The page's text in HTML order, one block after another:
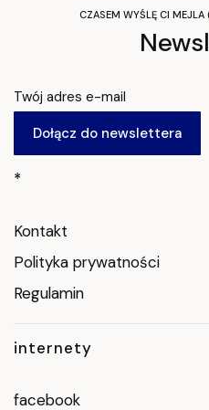
CZASEM WYŚLĘ CI MEJLA
Twój adres e-mail
Dołącz do newslettera
Linki w stopce
*
Kontakt
Polityka prywatności
Regulamin
internety
facebook